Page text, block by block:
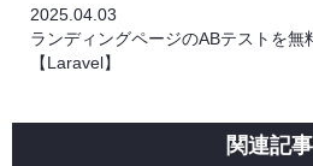
2025.04.03
ランディングページのABテストを無
【Laravel】
関連記事